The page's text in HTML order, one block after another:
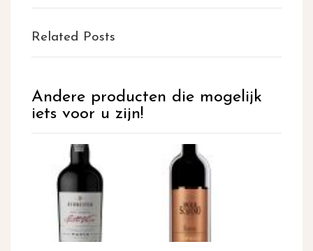
Related Posts
Andere producten die mogelijk
iets voor u zijn!